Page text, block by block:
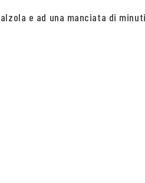
e ad una manciata di